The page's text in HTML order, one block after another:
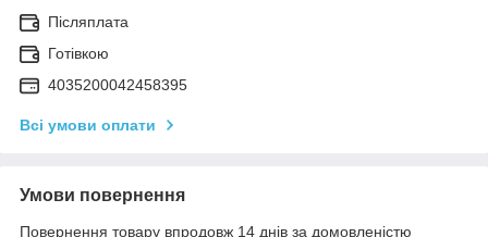
Післяплата
Готівкою
4035200042458395
Всі умови оплати
Умови повернення
Повернення товару впродовж 14 днів за домовленістю